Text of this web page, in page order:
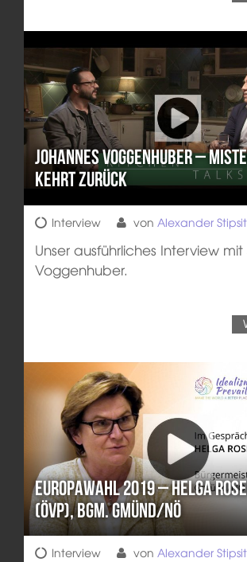
Johannes Voggenhuber –
kehrt zurück
Interview von Alexander
Unser ausführliches Interview
Voggenhuber.
Europawahl 2019 – Helga
(ÖVP), Bgm. Gmünd/NÖ
Interview von Alexander